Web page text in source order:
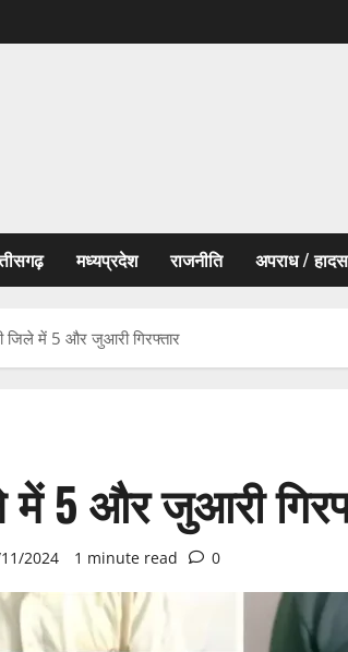
मध्यप्रदेश राजनीति अपराध /
जिले में 5 और जुआरी गिरफ्तार
में 5 और जुआरी
2024 1 minute read 0